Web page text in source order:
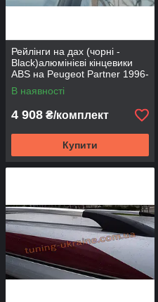
Рейлінги на дах (чорні -
Black)алюмінієві кінцевики
ABS на Peugeot Partner 1996-
2008
В наявності
4 908 ₴/комплект
Купити